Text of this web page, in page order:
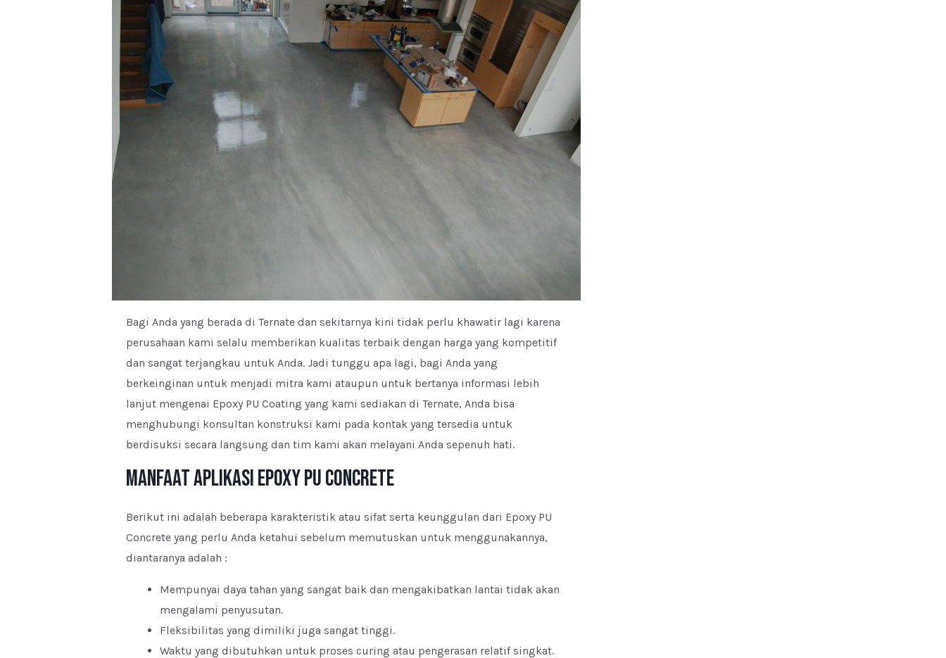
Bagi Anda yang berada di Ternate dan sekitarnya kini tidak perlu khawatir lagi karena
perusahaan kami selalu memberikan kualitas terbaik dengan harga yang kompetitif
dan sangat terjangkau untuk Anda. Jadi tunggu apa lagi, bagi Anda yang
berkeinginan untuk menjadi mitra kami ataupun untuk bertanya informasi lebih
lanjut mengenai Epoxy PU Coating yang kami sediakan di Ternate, Anda bisa
menghubungi konsultan konstruksi kami pada kontak yang tersedia untuk
berdisuksi secara langsung dan tim kami akan melayani Anda sepenuh hati.
Manfaat Aplikasi Epoxy PU Concrete
Berikut ini adalah beberapa karakteristik atau sifat serta keunggulan dari Epoxy PU
Concrete yang perlu Anda ketahui sebelum memutuskan untuk menggunakannya,
diantaranya adalah :
Mempunyai daya tahan yang sangat baik dan mengakibatkan lantai tidak akan
mengalami penyusutan.
Fleksibilitas yang dimiliki juga sangat tinggi.
Waktu yang dibutuhkan untuk proses curing atau pengerasan relatif singkat.